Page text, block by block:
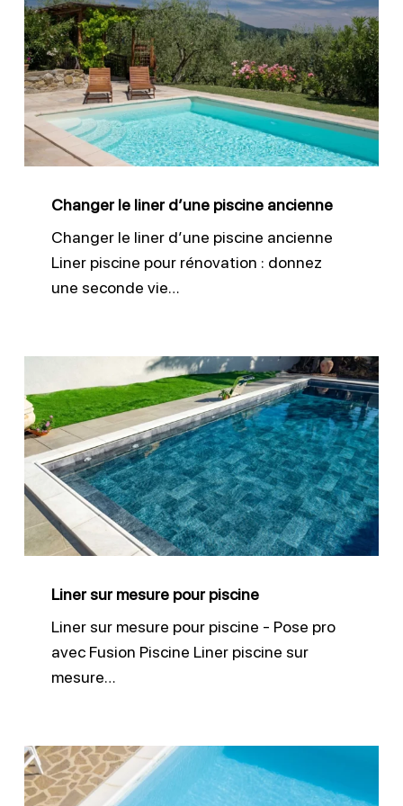
le
liner
d’une
piscine
ancienne
Changer le liner d’une piscine ancienne
Changer le liner d’une piscine ancienne
Liner piscine pour rénovation : donnez
une seconde vie…
sur
mesure
pour
piscine
Liner sur mesure pour piscine
Liner sur mesure pour piscine - Pose pro
avec Fusion Piscine Liner piscine sur
mesure…
Étanchéité
piscine